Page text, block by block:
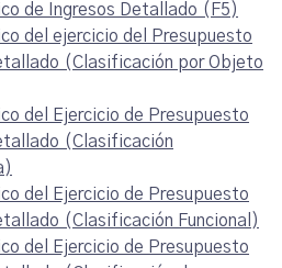
de Ingresos Detallado (F5)
del ejercicio del Presupuesto
(Clasificación por Objeto
del Ejercicio de Presupuesto
(Clasificación
del Ejercicio de Presupuesto
(Clasificación Funcional)
del Ejercicio de Presupuesto